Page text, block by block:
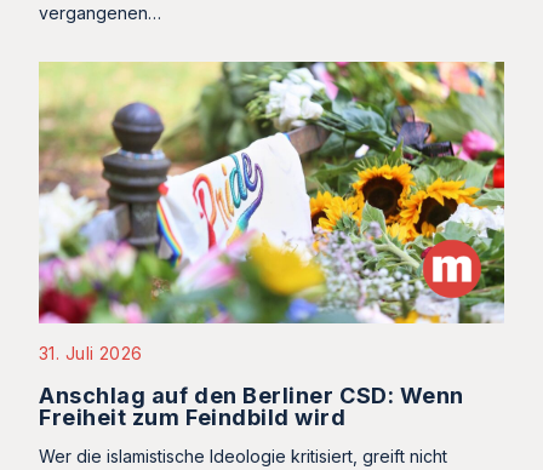
vergangenen…
31. Juli 2026
Anschlag auf den Berliner CSD: Wenn
Freiheit zum Feindbild wird
Wer die islamistische Ideologie kritisiert, greift nicht